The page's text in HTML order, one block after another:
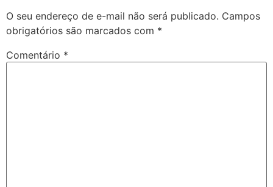
O seu endereço de e-mail não será publicado. Campos
obrigatórios são marcados com *
Comentário *